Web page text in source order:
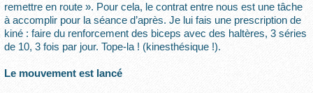
remettre en route ». Pour cela, le contrat entre nous est une tâche
à accomplir pour la séance d’après. Je lui fais une prescription de
kiné : faire du renforcement des biceps avec des haltères, 3 séries
de 10, 3 fois par jour. Tope-la ! (kinesthésique !).
Le mouvement est lancé